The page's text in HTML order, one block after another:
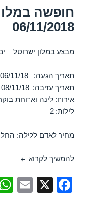
k
חופשה
06/11/2018
מבצע במלון ישרוטל –
תאריך הגעה: 06/11/18
תאריך עזיבה: 08/11/18
אירוח: לינה וארוחת
לילות: 2
מחיר לאדם ללילה: החל מ-
להמשיך לקרוא חופשה
F
X
E